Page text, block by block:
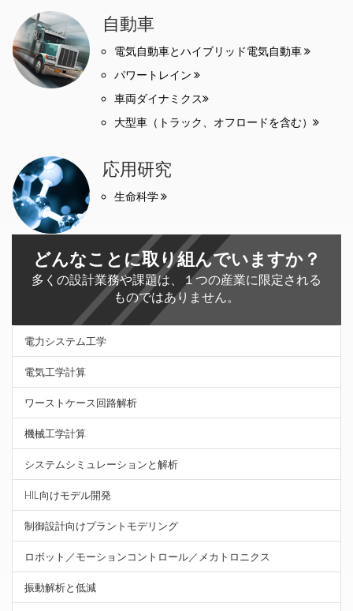
自動車
電気自動車とハイブリッド電気自動車
パワートレイン
車両ダイナミクス
大型車（トラック、オフロードを含む）
応用研究
生命科学
どんなことに取り組んでいますか？
多くの設計業務や課題は、１つの産業に限定される
ものではありません。
電力システム工学
電気工学計算
ワーストケース回路解析
機械工学計算
システムシミュレーションと解析
HIL向けモデル開発
制御設計向けプラントモデリング
ロボット／モーションコントロール／メカトロニクス
振動解析と低減